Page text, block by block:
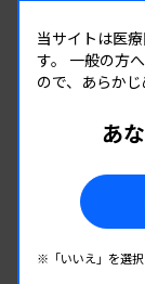
の別の提言
日本におい
で、やはり
視するのか
く各省庁の
官という要
会議員が就
主催 :兵庫県臨
開催場所 : 兵庫
管理運営
08.09
東部地区
開催場所 : 広島
当サイトは医
す。 一般の方
ので、あらかじ
あ
※「いいえ」を選択